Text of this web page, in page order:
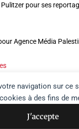
navigation sur ce
à des fins de
J'accepte
pour ses
Agence Média